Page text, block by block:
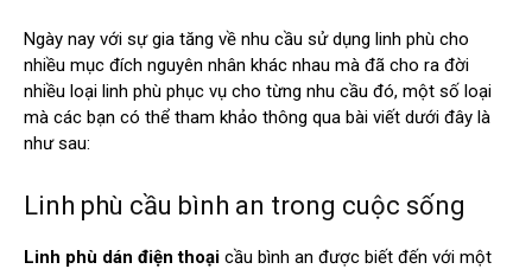
Ngày nay với sự gia tăng về nhu cầu sử dụng linh phù cho
nhiều mục đích nguyên nhân khác nhau mà đã cho ra đời
nhiều loại linh phù phục vụ cho từng nhu cầu đó, một số loại
mà các bạn có thể tham khảo thông qua bài viết dưới đây là
như sau:
Linh phù cầu bình an trong cuộc sống
Linh phù dán điện thoại cầu bình an được biết đến với một